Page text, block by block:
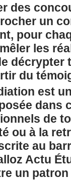
des
un
pour
les
du
est
dans
de
ou à la
au
Actu
un